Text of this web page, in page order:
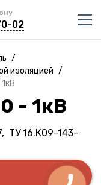
02
/
изоляцией /
- 1кВ
ТУ 16.К09-143-